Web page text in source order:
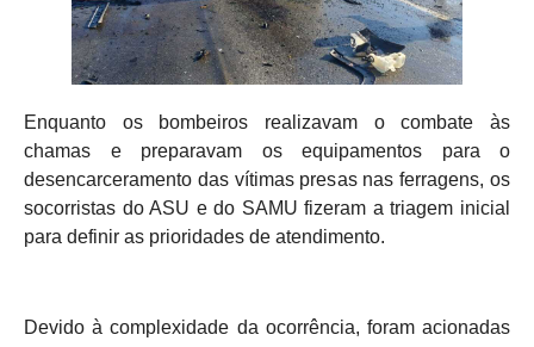
Enquanto os bombeiros realizavam o combate às
chamas e preparavam os equipamentos para o
desencarceramento das vítimas presas nas ferragens, os
socorristas do ASU e do SAMU fizeram a triagem inicial
para definir as prioridades de atendimento.
Devido à complexidade da ocorrência, foram acionadas